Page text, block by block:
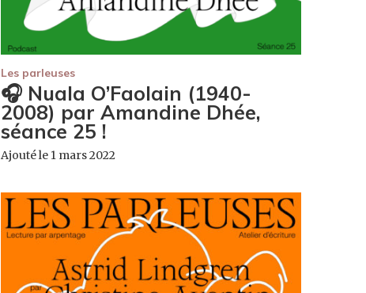
Les parleuses
🎧 Nuala O’Faolain (1940-
2008) par Amandine Dhée,
séance 25 !
Ajouté le 1 mars 2022